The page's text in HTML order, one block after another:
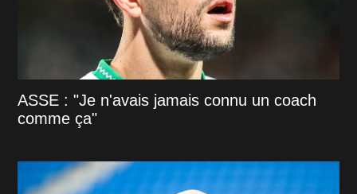
ASSE : "Je n'avais jamais connu un coach
comme ça"